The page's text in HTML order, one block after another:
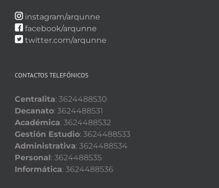
instagram/arqunne
facebook/arqunne
twitter.com/arqunne
CONTACTOS TELEFÓNICOS
Centralita: 3624488530
Decanato: 3624488531
Académica: 3624488532
Gestión Estudio: 3624488533
Administrativa: 3624488534
Personal: 3624488535
Informática: 3624488536